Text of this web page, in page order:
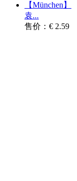
【München】
袁...
售价：€ 2.59